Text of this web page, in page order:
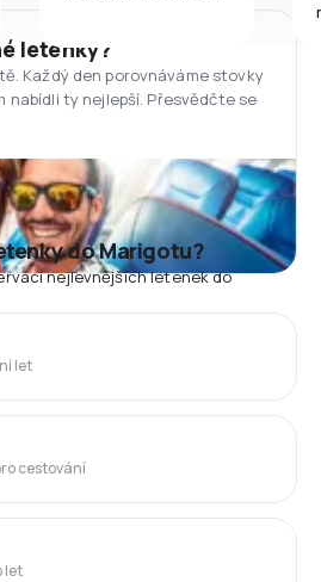
letenky?
Každý den porovnáváme stovky
nabídli ty nejlepší. Přesvědčte se
do Marigotu?
nejlevnějších letenek do
let
cestování
let